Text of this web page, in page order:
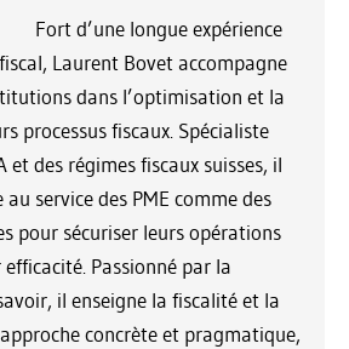
Fort d’une longue expérience
Laurent Bovet accompagne
dans l’optimisation et la
processus fiscaux. Spécialiste
et des régimes fiscaux suisses, il
service des PME comme des
pour sécuriser leurs opérations
Passionné par la
il enseigne la fiscalité et la
concrète et pragmatique,